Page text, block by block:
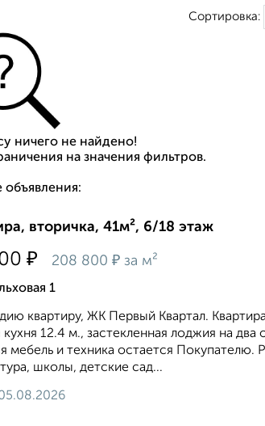
Сортировка:
ничего не найдено!
на значения фильтров.
объявления:
вторичка, 41м², 6/18 этаж
₽ 208 800 ₽ за м²
1
квартиру, ЖК Первый Квартал.
12.4 м., застекленная лоджия на два
мебель и техника остается Покупателю.
школы, детские сад...